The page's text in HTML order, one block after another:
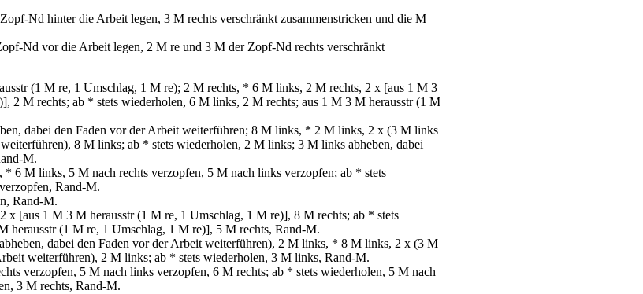
Nd hinter die Arbeit legen, 3 M rechts verschränkt zusammenstricken und die M
Nd vor die Arbeit legen, 2 M re und 3 M der Zopf-Nd rechts verschränkt
(1 M re, 1 Umschlag, 1 M re); 2 M rechts, * 6 M links, 2 M rechts, 2 х [aus 1 M 3
2 M rechts; ab * stets wiederholen, 6 M links, 2 M rechts; aus 1 M 3 M herausstr (1 M
dabei den Faden vor der Arbeit weiterführen; 8 M links, * 2 M links, 2 х (3 M links
8 M links; ab * stets wiederholen, 2 M links; 3 M links abheben, dabei
M.
6 M links, 5 M nach rechts verzopfen, 5 M nach links verzopfen; ab * stets
Rand-M.
Rand-M.
х [aus 1 M 3 M herausstr (1 M re, 1 Umschlag, 1 M re)], 8 M rechts; ab * stets
herausstr (1 M re, 1 Umschlag, 1 M re)], 5 M rechts, Rand-M.
dabei den Faden vor der Arbeit weiterführen), 2 M links, * 8 M links, 2 х (3 M
weiterführen), 2 M links; ab * stets wiederholen, 3 M links, Rand-M.
verzopfen, 5 M nach links verzopfen, 6 M rechts; ab * stets wiederholen, 5 M nach
3 M rechts, Rand-M.